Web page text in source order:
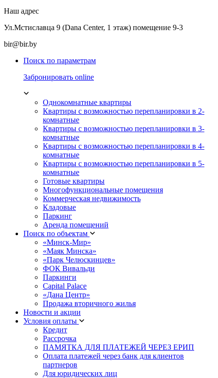
Наш адрес
Ул.Мстиславца 9 (Dana Center, 1 этаж) помещение 9-3
bir@bir.by
Поиск по параметрам
Забронировать online
Однокомнатные квартиры
Квартиры с возможностью перепланировки в 2-
комнатные
Квартиры с возможностью перепланировки в 3-
комнатные
Квартиры с возможностью перепланировки в 4-
комнатные
Квартиры с возможностью перепланировки в 5-
комнатные
Готовые квартиры
Многофункциональные помещения
Коммерческая недвижимость
Кладовые
Паркинг
Аренда помещений
Поиск по объектам
«Минск-Мир»
«Маяк Минска»
«Парк Челюскинцев»
ФОК Вивальди
Паркинги
Capital Palace
«Дана Центр»
Продажа вторичного жилья
Новости и акции
Условия оплаты
Кредит
Рассрочка
ПАМЯТКА ДЛЯ ПЛАТЕЖЕЙ ЧЕРЕЗ ЕРИП
Оплата платежей через банк для клиентов
партнеров
Для юридических лиц